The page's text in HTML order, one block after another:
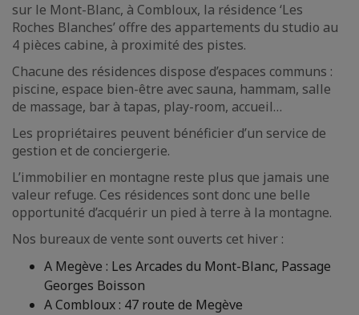
sur le Mont-Blanc, à Combloux, la résidence ‘Les
Roches Blanches’ offre des appartements du studio au
4 pièces cabine, à proximité des pistes.
Chacune des résidences dispose d’espaces communs :
piscine, espace bien-être avec sauna, hammam, salle
de massage, bar à tapas, play-room, accueil…
Les propriétaires peuvent bénéficier d’un service de
gestion et de conciergerie.
L’immobilier en montagne reste plus que jamais une
valeur refuge. Ces résidences sont donc une belle
opportunité d’acquérir un pied à terre à la montagne.
Nos bureaux de vente sont ouverts cet hiver :
A Megève : Les Arcades du Mont-Blanc, Passage
Georges Boisson
A Combloux : 47 route de Megève